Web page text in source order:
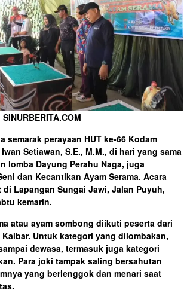
semarak perayaan HUT ke-66 Kodam
Setiawan, S.E., M.M., di hari yang sama
lomba Dayung Perahu Naga, juga
dan Kecantikan Ayam Serama. Acara
Lapangan Sungai Jawi, Jalan Puyuh,
kemarin.
atau ayam sombong diikuti peserta dari
Untuk kategori yang dilombakan,
dewasa, termasuk juga kategori
Para joki tampak saling bersahutan
yang berlenggok dan menari saat